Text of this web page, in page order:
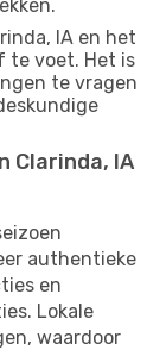
IA en het
te voet. Het is
te vragen
Clarinda, IA
authentieke
en
Lokale
waardoor